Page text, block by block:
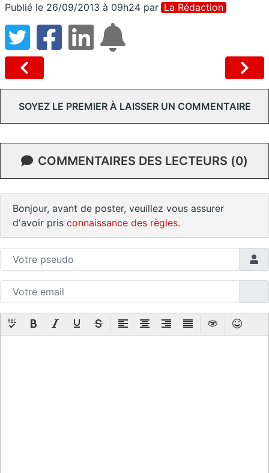
Publié le 26/09/2013 à 09h24 par La Rédaction
SOYEZ LE PREMIER À LAISSER UN COMMENTAIRE
COMMENTAIRES DES LECTEURS (0)
Bonjour, avant de poster, veuillez vous assurer
d'avoir pris connaissance des règles.